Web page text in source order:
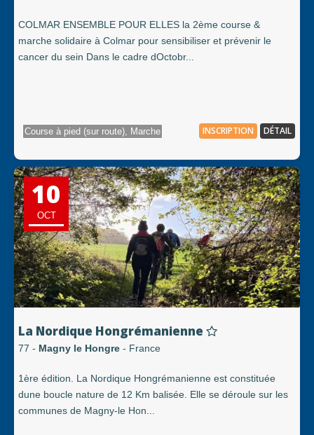
COLMAR ENSEMBLE POUR ELLES la 2ème course &
marche solidaire à Colmar pour sensibiliser et prévenir le
cancer du sein Dans le cadre dOctobr...
Course à pied (sur route), Marche INSCRIPTION DÉTAIL
10
OCT
La Nordique Hongrémanienne
77 - Magny le Hongre - France
1ère édition. La Nordique Hongrémanienne est constituée
dune boucle nature de 12 Km balisée. Elle se déroule sur les
communes de Magny-le Hon...